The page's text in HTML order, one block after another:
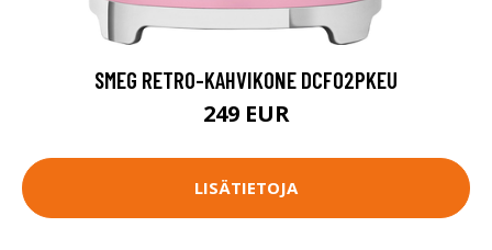
SMEG RETRO-KAHVIKONE DCF02PKEU
249 EUR
LISÄTIETOJA